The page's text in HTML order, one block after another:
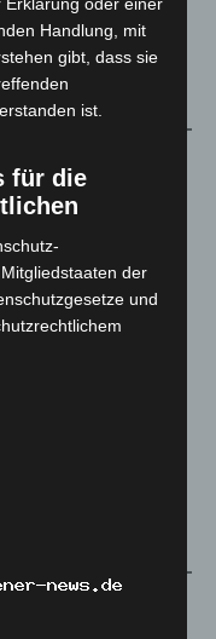
3.252
oder einer
Handlung, mit
gibt, dass sie
ist.
für die
der
und